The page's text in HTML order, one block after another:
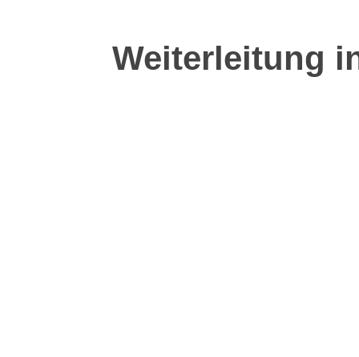
Weiterleitung